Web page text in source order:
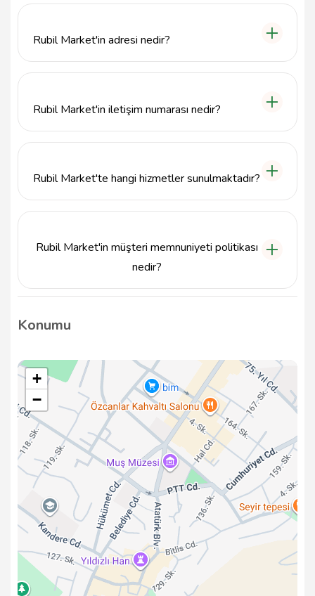
eden ürünler bulabilirsiniz.
Rubil Market'in adresi nedir?
Rubil Market'in iletişim numarası nedir?
Rubil Market'te hangi hizmetler sunulmaktadır?
Rubil Market'in müşteri memnuniyeti politikası
nedir?
Rubil Market, müşteri memnuniyetine büyük önem
hedeflemektedir.
Konumu
+
−